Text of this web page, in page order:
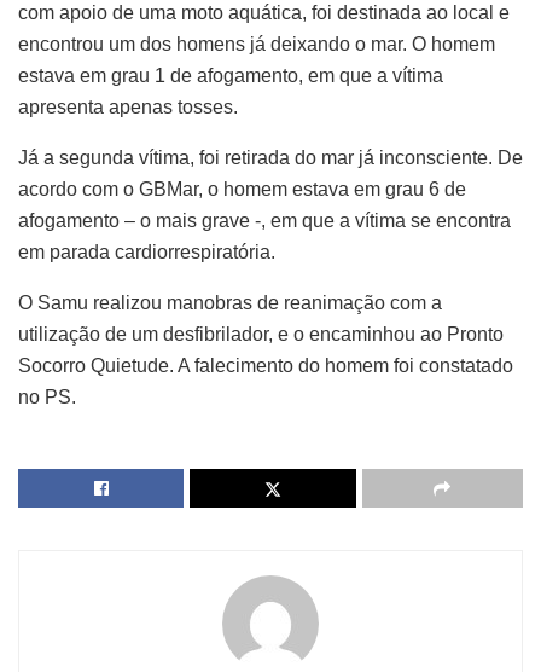
com apoio de uma moto aquática, foi destinada ao local e
encontrou um dos homens já deixando o mar. O homem
estava em grau 1 de afogamento, em que a vítima
apresenta apenas tosses.
Já a segunda vítima, foi retirada do mar já inconsciente. De
acordo com o GBMar, o homem estava em grau 6 de
afogamento – o mais grave -, em que a vítima se encontra
em parada cardiorrespiratória.
O Samu realizou manobras de reanimação com a
utilização de um desfibrilador, e o encaminhou ao Pronto
Socorro Quietude. A falecimento do homem foi constatado
no PS.